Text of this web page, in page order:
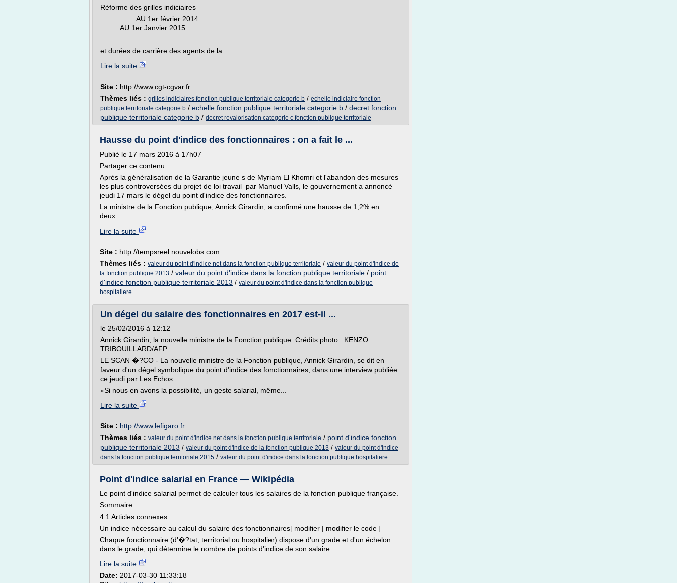
Réforme des grilles indiciaires
AU 1er février 2014
AU 1er Janvier 2015
et durées de carrière des agents de la...
Lire la suite
Site : http://www.cgt-cgvar.fr
Thèmes liés : grilles indiciaires fonction publique territoriale categorie b / echelle indiciaire fonction
publique territoriale categorie b / echelle fonction publique territoriale categorie b / decret fonction
publique territoriale categorie b / decret revalorisation categorie c fonction publique territoriale
Hausse du point d'indice des fonctionnaires : on a fait le ...
Publié le 17 mars 2016 à 17h07
Partager ce contenu
Après la généralisation de la Garantie jeune s de Myriam El Khomri et l'abandon des mesures
les plus controversées du projet de loi travail par Manuel Valls, le gouvernement a annoncé
jeudi 17 mars le dégel du point d'indice des fonctionnaires.
La ministre de la Fonction publique, Annick Girardin, a confirmé une hausse de 1,2% en
deux...
Lire la suite
Site : http://tempsreel.nouvelobs.com
Thèmes liés : valeur du point d'indice net dans la fonction publique territoriale / valeur du point d'indice de
la fonction publique 2013 / valeur du point d'indice dans la fonction publique territoriale / point
d'indice fonction publique territoriale 2013 / valeur du point d'indice dans la fonction publique
hospitaliere
Un dégel du salaire des fonctionnaires en 2017 est-il ...
le 25/02/2016 à 12:12
Annick Girardin, la nouvelle ministre de la Fonction publique. Crédits photo : KENZO
TRIBOUILLARD/AFP
LE SCAN �?CO - La nouvelle ministre de la Fonction publique, Annick Girardin, se dit en
faveur d'un dégel symbolique du point d'indice des fonctionnaires, dans une interview publiée
ce jeudi par Les Echos.
«Si nous en avons la possibilité, un geste salarial, même...
Lire la suite
Site : http://www.lefigaro.fr
Thèmes liés : valeur du point d'indice net dans la fonction publique territoriale / point d'indice fonction
publique territoriale 2013 / valeur du point d'indice de la fonction publique 2013 / valeur du point d'indice
dans la fonction publique territoriale 2015 / valeur du point d'indice dans la fonction publique hospitaliere
Point d'indice salarial en France — Wikipédia
Le point d'indice salarial permet de calculer tous les salaires de la fonction publique française.
Sommaire
4.1 Articles connexes
Un indice nécessaire au calcul du salaire des fonctionnaires[ modifier | modifier le code ]
Chaque fonctionnaire (d'�?tat, territorial ou hospitalier) dispose d'un grade et d'un échelon
dans le grade, qui détermine le nombre de points d'indice de son salaire....
Lire la suite
Date: 2017-03-30 11:33:18